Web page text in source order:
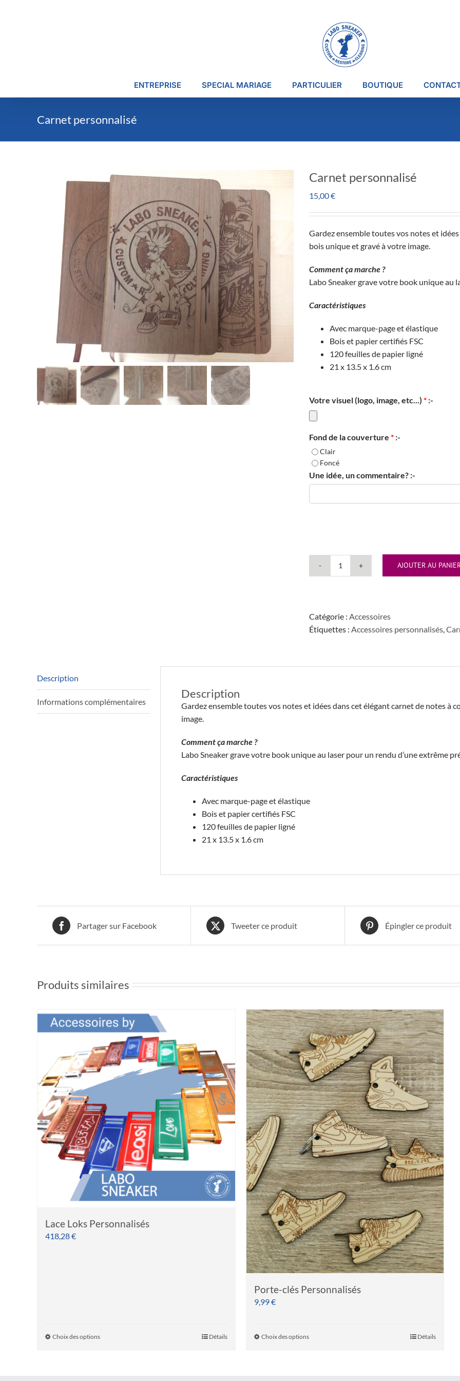
ENTREPRISE SPECIAL MARIAGE PARTICULIER BOUTIQUE
Carnet personnalisé
Carnet personnalisé
15,00€
Gardez ensemble toutes vos notes et
bois unique et gravé à votre image.
Comment ça marche ?
Labo Sneaker grave votre book unique au
Caractéristiques
Avec marque-page et élastique
Bois et papier certifiés FSC
120 feuilles de papier ligné
21 x 13.5 x 1.6 cm
Votre visuel (logo, image, etc...) * :-
Fond de la couverture * :-
Clair
Foncé
Une idée, un commentaire? :-
quantité
AJOUTER AU
Catégorie : Accessoires
Étiquettes : Accessoires personnalisés,
Description
Informations complémentaires
Description
Gardez ensemble toutes vos notes et idées dans cet élégant carnet de notes à
image.
Comment ça marche ?
Labo Sneaker grave votre book unique au laser pour un rendu d’une extrême
Caractéristiques
Avec marque-page et élastique
Bois et papier certifiés FSC
120 feuilles de papier ligné
21 x 13.5 x 1.6 cm
Partager sur Facebook Tweeter ce produit Épingler ce produit
Produits similaires
Lace Loks Personnalisés
418,28€
Choix des options Détails
Porte-clés Personnalisés
9,99€
Choix des optionsCe
Détails